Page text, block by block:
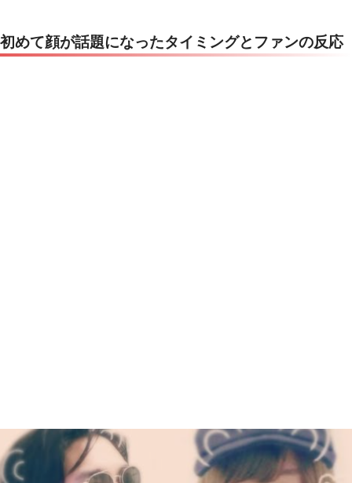
初めて顔が話題になったタイミングとファンの反応